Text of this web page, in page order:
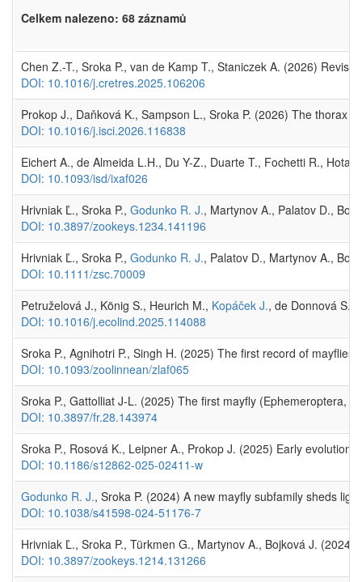
Celkem nalezeno: 68 záznamů
Chen Z.-T., Sroka P., van de Kamp T., Staniczek A. (2026)
DOI: 10.1016/j.cretres.2025.106206
Prokop J., Daňková K., Sampson L., Sroka P. (2026) The thorax
DOI: 10.1016/j.isci.2026.116838
Eichert A., de Almeida L.H., Du Y-Z., Duarte T., Fochetti R.,
DOI: 10.1093/isd/ixaf026
Hrivniak Ľ., Sroka P., Godunko R. J., Martynov A., Palatov D.,
DOI: 10.3897/zookeys.1234.141196
Hrivniak Ľ., Sroka P., Godunko R. J., Palatov D., Martynov A.,
DOI: 10.1111/zsc.70009
Petruželová J., König S., Heurich M., Kopáček J., de Donnová S.,
DOI: 10.1016/j.ecolind.2025.114088
Sroka P., Agnihotri P., Singh H. (2025) The first record of
DOI: 10.1093/zoolinnean/zlaf065
Sroka P., Gattolliat J-L. (2025) The first mayfly (Ephemeroptera,
DOI: 10.3897/fr.28.143974
Sroka P., Rosová K., Leipner A., Prokop J. (2025) Early
DOI: 10.1186/s12862-025-02411-w
Godunko R. J., Sroka P. (2024) A new mayfly subfamily sheds
DOI: 10.1038/s41598-024-51176-7
Hrivniak Ľ., Sroka P., Türkmen G., Martynov A., Bojková J.
DOI: 10.3897/zookeys.1214.131266